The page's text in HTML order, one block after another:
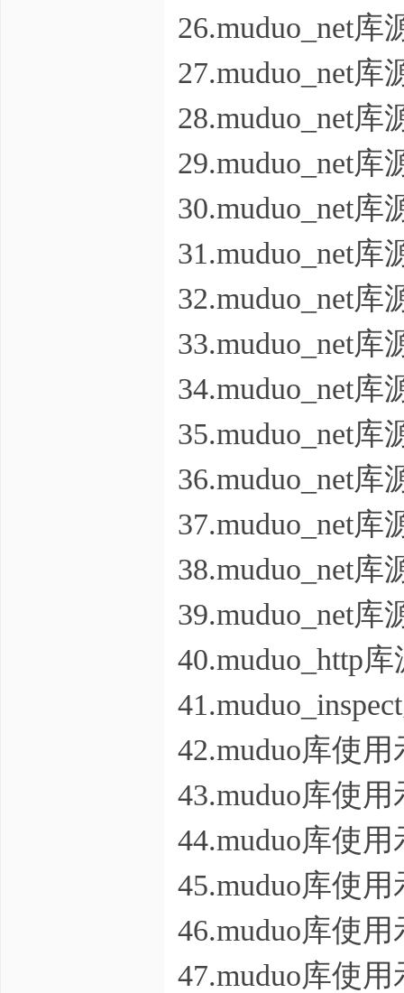
26.muduo_net
27.muduo_net
28.muduo_net
29.muduo_net
30.muduo_net
31.muduo_net
32.muduo_net
33.muduo_net
34.muduo_net
35.muduo_net
36.muduo_net
37.muduo_net
38.muduo_net
39.muduo_net
40.muduo_http
42.muduo库使
43.muduo库使
44.muduo库使
45.muduo库使
46.muduo库使
47.muduo库使